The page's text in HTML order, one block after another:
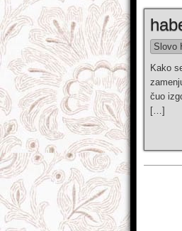
Slovo
Kako
čuo
[…]